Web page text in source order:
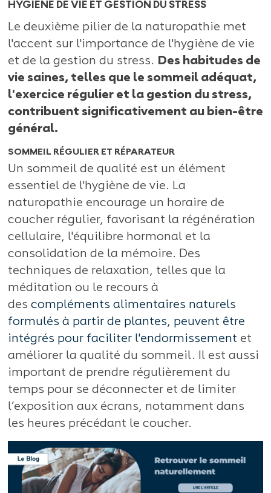
HYGIÈNE DE VIE ET GESTION DU STRESS
Le deuxième pilier de la naturopathie met
l'accent sur l'importance de l'hygiène de vie
et de la gestion du stress. Des habitudes de
vie saines, telles que le sommeil adéquat,
l'exercice régulier et la gestion du stress,
contribuent significativement au bien-être
général.
SOMMEIL RÉGULIER ET RÉPARATEUR
Un sommeil de qualité est un élément
essentiel de l'hygiène de vie. La
naturopathie encourage un horaire de
coucher régulier, favorisant la régénération
cellulaire, l'équilibre hormonal et la
consolidation de la mémoire. Des
techniques de relaxation, telles que la
méditation ou le recours à
des compléments alimentaires naturels
formulés à partir de plantes, peuvent être
intégrés pour faciliter l'endormissement et
améliorer la qualité du sommeil. Il est aussi
important de prendre régulièrement du
temps pour se déconnecter et de limiter
l’exposition aux écrans, notamment dans
les heures précédant le coucher.